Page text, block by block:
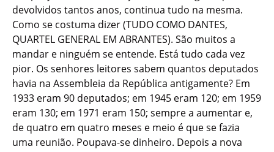
devolvidos tantos anos, continua tudo na mesma.
Como se costuma dizer (TUDO COMO DANTES,
QUARTEL GENERAL EM ABRANTES). São muitos a
mandar e ninguém se entende. Está tudo cada vez
pior. Os senhores leitores sabem quantos deputados
havia na Assembleia da República antigamente? Em
1933 eram 90 deputados; em 1945 eram 120; em 1959
eram 130; em 1971 eram 150; sempre a aumentar e,
de quatro em quatro meses e meio é que se fazia
uma reunião. Poupava-se dinheiro. Depois a nova